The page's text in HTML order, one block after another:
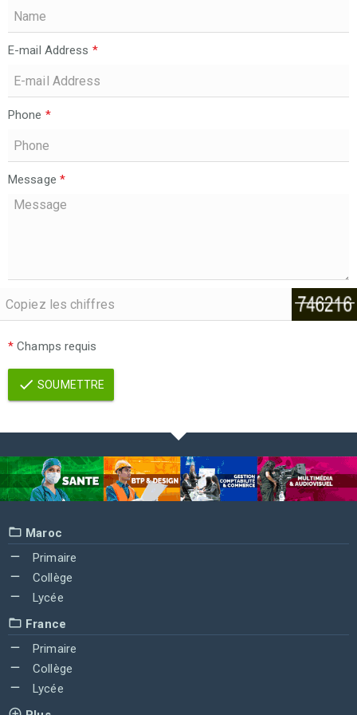
E-mail Address *
Phone *
Message *
* Champs requis
SOUMETTRE
Maroc
Primaire
Collège
Lycée
France
Primaire
Collège
Lycée